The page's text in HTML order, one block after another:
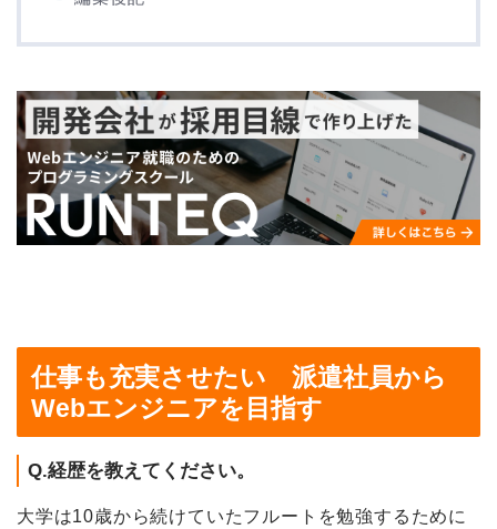
仕事も充実させたい 派遣社員から
Webエンジニアを目指す
Q.経歴を教えてください。
大学は10歳から続けていたフルートを勉強するために